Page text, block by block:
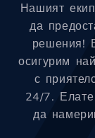
Нашият
да
решения!
осигурим
с
24/7.
да